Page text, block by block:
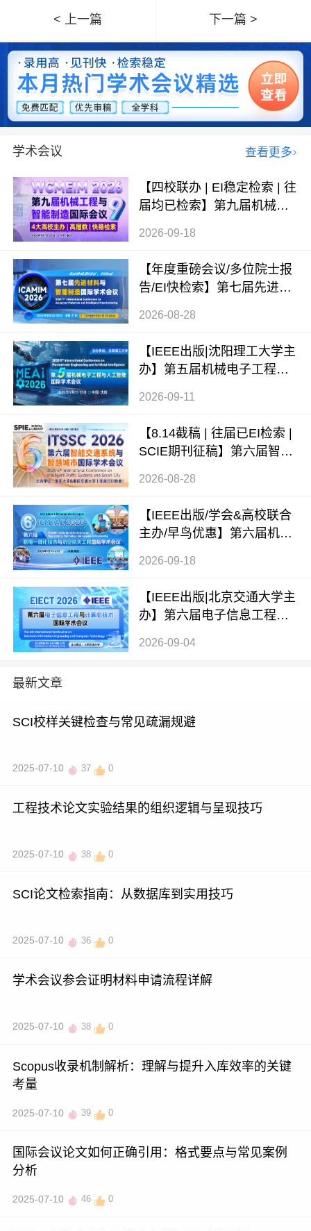
< 上一篇 下一篇 >
学术会议 查看更多
【四校联办 | EI稳定检索 | 往
届均已检索】第九届机械工
2026-09-18
【年度重磅会议/多位院士报
告/EI快检索】第七届先进材
2026-08-28
【IEEE出版|沈阳理工大学主
办】第五届机械电子工程与
2026-09-11
【8.14截稿 | 往届已EI检索 |
SCIE期刊征稿】第六届智能
2026-08-28
【IEEE出版/学会&高校联合
主办/早鸟优惠】第六届机电
6）
2026-09-18
【IEEE出版|北京交通大学主
办】第六届电子信息工程与
2026-09-04
最新文章
SCI校样关键检查与常见疏漏规避
2025-07-10 37 0
工程技术论文实验结果的组织逻辑与呈现技巧
2025-07-10 38 0
SCI论文检索指南：从数据库到实用技巧
2025-07-10 36 0
学术会议参会证明材料申请流程详解
2025-07-10 38 0
Scopus收录机制解析：理解与提升入库效率的关键
考量
2025-07-10 39 0
国际会议论文如何正确引用：格式要点与常见案例
分析
2025-07-10 46 0